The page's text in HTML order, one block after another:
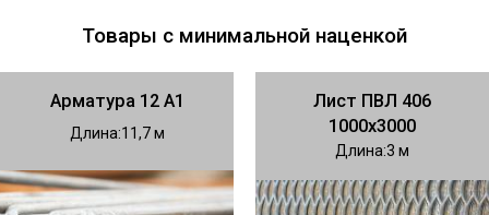
Товары с минимальной наценкой
Арматура 12 А1
Длина 11,7
Лист ПВЛ 406
1000х3000
Длина 3